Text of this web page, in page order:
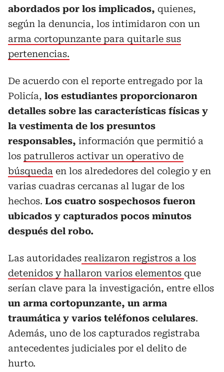
abordados por los implicados, quienes,
según la denuncia, los intimidaron con un
arma cortopunzante para quitarle sus
pertenencias.
De acuerdo con el reporte entregado por la
Policía, los estudiantes proporcionaron
detalles sobre las características físicas y
la vestimenta de los presuntos
responsables, información que permitió a
los patrulleros activar un operativo de
búsqueda en los alrededores del colegio y en
varias cuadras cercanas al lugar de los
hechos. Los cuatro sospechosos fueron
ubicados y capturados pocos minutos
después del robo.
Las autoridades realizaron registros a los
detenidos y hallaron varios elementos que
serían clave para la investigación, entre ellos
un arma cortopunzante, un arma
traumática y varios teléfonos celulares.
Además, uno de los capturados registraba
antecedentes judiciales por el delito de
hurto.